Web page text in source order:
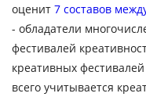
оценит 7 составов
- обладатели
фестивалей
креативных
всего учитывается